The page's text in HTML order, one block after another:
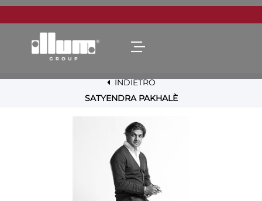
Open menu
INDIETRO
SATYENDRA PAKHALÈ